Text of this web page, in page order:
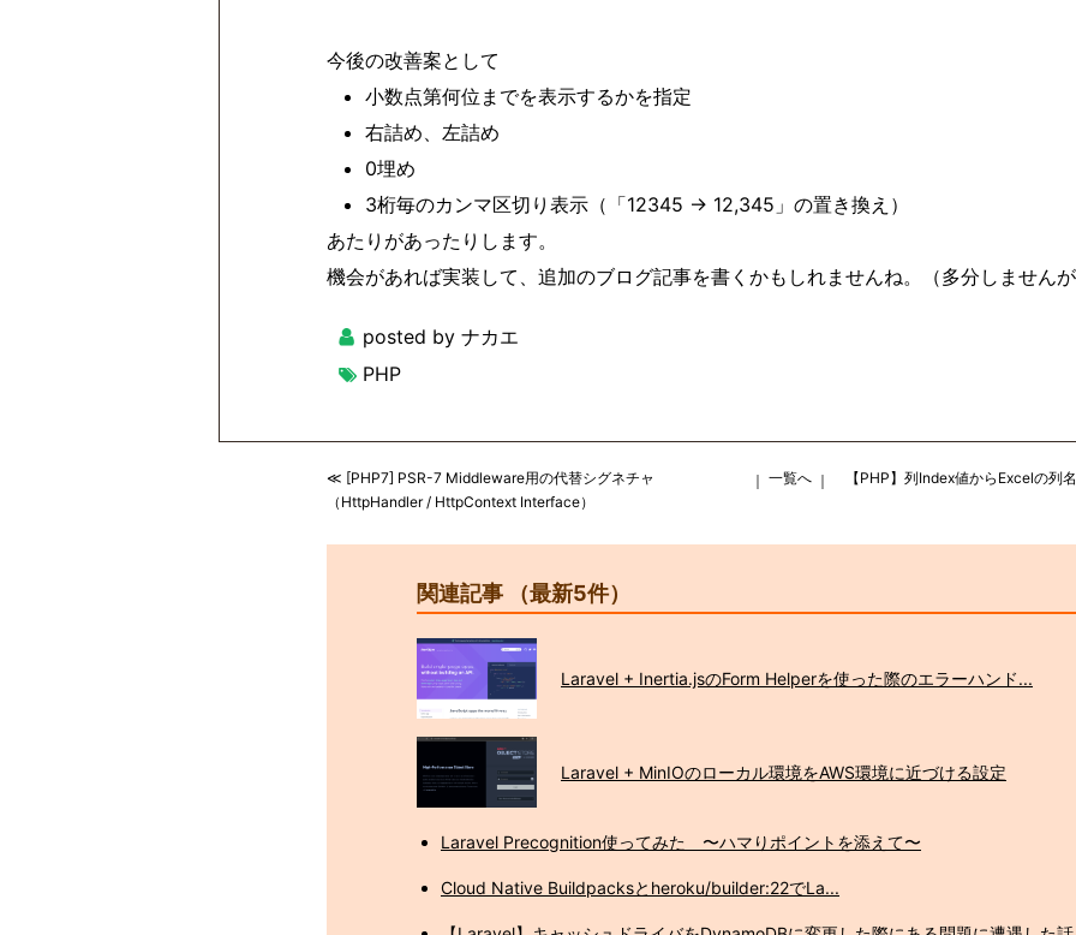
今後の改善案として
小数点第何位までを表示するかを指定
右詰め、左詰め
0埋め
3桁毎のカンマ区切り表示（「12345 → 12,345」の置き換え）
あたりがあったりします。
機会があれば実装して、追加のブログ記事を書くかもしれませんね。（多分しません
posted by ナカエ
PHP
≪ [PHP7] PSR-7 Middleware用の代替シグネチャ
（HttpHandler / HttpContext Interface）
｜ 一覧へ ｜ 【PHP】列Index値からExcelの列
関連記事 （最新5件）
Laravel + Inertia.jsのForm Helperを使った際のエラーハンド...
Laravel + MinIOのローカル環境をAWS環境に近づける設定
Laravel Precognition使ってみた 〜ハマりポイントを添えて〜
Cloud Native Buildpacksとheroku/builder:22でLa...